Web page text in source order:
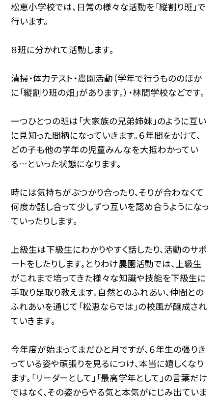
松恵小学校では、日常の様々な活動を「縦割り班」で
行います。
８班に分かれて活動します。
清掃・体力テスト・農園活動（学年で行うもののほか
に「縦割り班の畑」があります。）・林間学校などです。
一つひとつの班は「大家族の兄弟姉妹」のように互い
に見知った間柄になっていきます。６年間をかけて、
どの子も他の学年の児童みんなを大抵わかってい
る…といった状態になります。
時には気持ちがぶつかり合ったり、そりが合わなくて
何度か話し合って少しずつ互いを認め合うようになっ
ていったりします。
上級生は下級生にわかりやすく話したり、活動のサポ
ートをしたりします。とりわけ農園活動では、上級生
がこれまで培ってきた様々な知識や技能を下級生に
手取り足取り教えます。自然とのふれあい、仲間との
ふれあいを通じて「松恵ならでは」の校風が醸成され
ていきます。
今年度が始まってまだひと月ですが、６年生の張りき
っている姿や頑張りを見るにつけ、本当に嬉しくなり
ます。「リーダーとして」「最高学年として」の言葉だけ
ではなく、その姿からやる気と本気がにじみ出ていま